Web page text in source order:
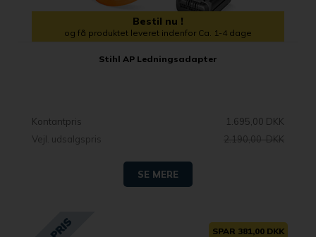
Bestil nu !
og få produktet leveret indenfor Ca. 1-4 dage
Stihl AP Ledningsadapter
Kontantpris
1.695,00 DKK
Vejl. udsalgspris
2.190,00 DKK
SE MERE
SPAR 381,00 DKK